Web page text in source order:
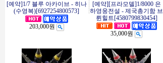
[예약]1/7 블루 아카이브 - 히나
(수영복)[6927254800573]
203,000원
[예약][프라모델]1/8000 은
하영웅전설 - 제국총기함 브
륀힐트[4580799830454]
35,000원